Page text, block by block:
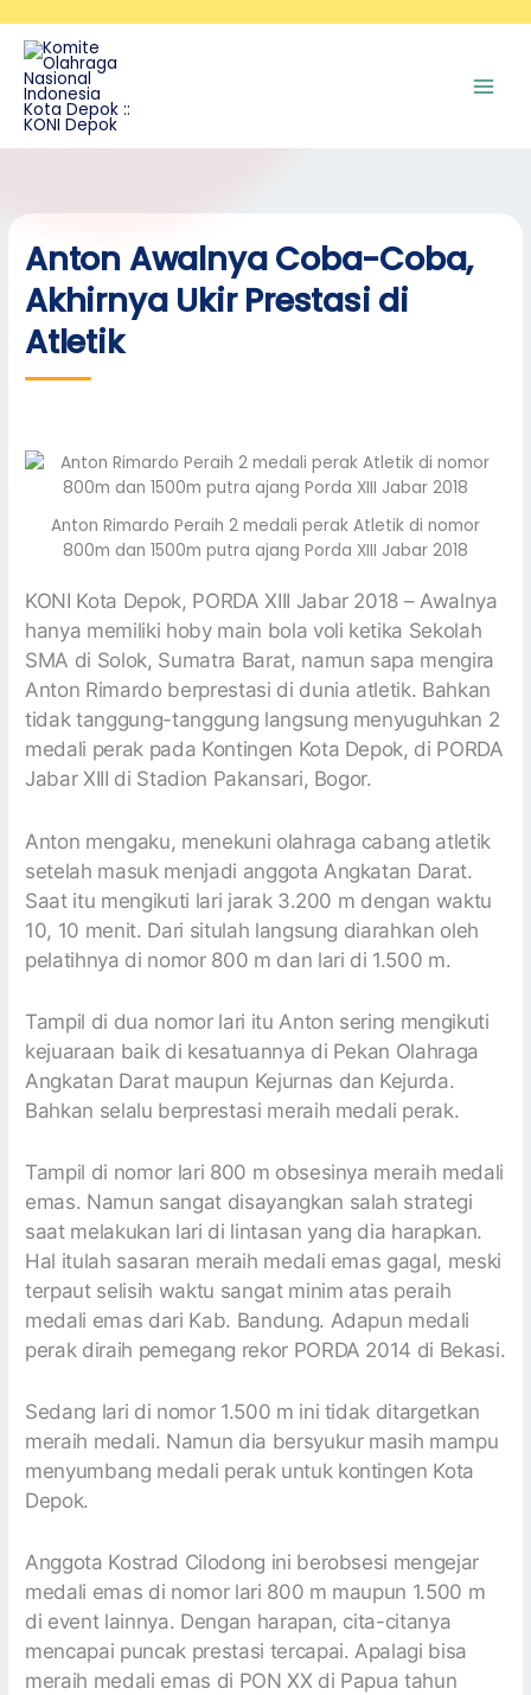
content
Anton Awalnya Coba-Coba,
Akhirnya Ukir Prestasi di
Atletik
Anton Rimardo Peraih 2 medali perak Atletik di nomor
800m dan 1500m putra ajang Porda XIII Jabar 2018
KONI Kota Depok, PORDA XIII Jabar 2018 – Awalnya
hanya memiliki hoby main bola voli ketika Sekolah
SMA di Solok, Sumatra Barat, namun sapa mengira
Anton Rimardo berprestasi di dunia atletik. Bahkan
tidak tanggung-tanggung langsung menyuguhkan 2
medali perak pada Kontingen Kota Depok, di PORDA
Jabar XIII di Stadion Pakansari, Bogor.
Anton mengaku, menekuni olahraga cabang atletik
setelah masuk menjadi anggota Angkatan Darat.
Saat itu mengikuti lari jarak 3.200 m dengan waktu
10, 10 menit. Dari situlah langsung diarahkan oleh
pelatihnya di nomor 800 m dan lari di 1.500 m.
Tampil di dua nomor lari itu Anton sering mengikuti
kejuaraan baik di kesatuannya di Pekan Olahraga
Angkatan Darat maupun Kejurnas dan Kejurda.
Bahkan selalu berprestasi meraih medali perak.
Tampil di nomor lari 800 m obsesinya meraih medali
emas. Namun sangat disayangkan salah strategi
saat melakukan lari di lintasan yang dia harapkan.
Hal itulah sasaran meraih medali emas gagal, meski
terpaut selisih waktu sangat minim atas peraih
medali emas dari Kab. Bandung. Adapun medali
perak diraih pemegang rekor PORDA 2014 di Bekasi.
Sedang lari di nomor 1.500 m ini tidak ditargetkan
meraih medali. Namun dia bersyukur masih mampu
menyumbang medali perak untuk kontingen Kota
Depok.
Anggota Kostrad Cilodong ini berobsesi mengejar
medali emas di nomor lari 800 m maupun 1.500 m
di event lainnya. Dengan harapan, cita-citanya
mencapai puncak prestasi tercapai. Apalagi bisa
meraih medali emas di PON XX di Papua tahun
r
s
i
p